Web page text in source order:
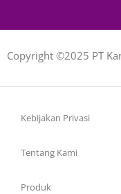
Copyright ©2025 PT
Kebijakan Privasi
Tentang Kami
Produk